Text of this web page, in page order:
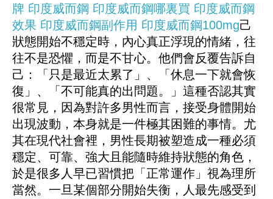
牌 印度威而鋼 印度威而鋼哪裏買 印度威而鋼
效果 印度威而鋼副作用 印度威而鋼100mg己
狀態開始不穩定時，內心真正浮現的情緒，往
往不是恐懼，而是不甘心。他們會反覆告訴自
己：「只是最近太累了」、「休息一下就會恢
復」、「不可能真的出問題。」這種否認其實
很常見，因為對許多男性而言，接受身體開始
出現波動，本身就是一件極其困難的事情。尤
其在現代社會裡，男性長期被塑造成一種必須
穩定、可靠、強大且能隨時維持狀態的角色，
於是很多人早已習慣把「正常運作」視為理所
當然。一旦某個部分開始失衡，人最先感受到